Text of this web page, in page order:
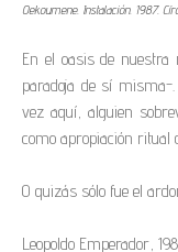
Oekoumene. Instalación. 1987.
En el oasis de
paradoja de sí misma-
vez aquí, alguien
como apropiación ritual
O quizás sólo fue el
Leopoldo Emperador,